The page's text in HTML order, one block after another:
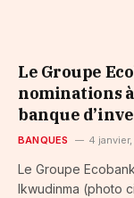
Le Groupe
nominations
banque
BANQUES 4
Le Groupe
Ikwudinma (photo